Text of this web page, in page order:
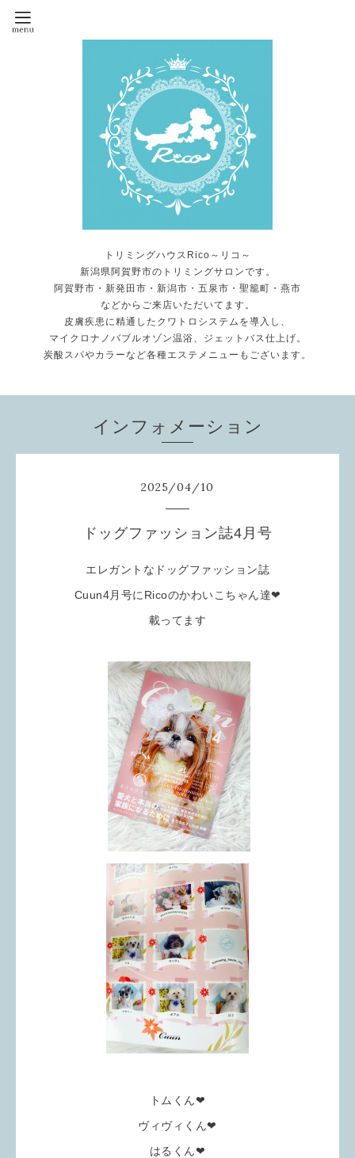
トリミングハウスRico～リコ～
新潟県阿賀野市のトリミングサロンです。
阿賀野市・新発田市・新潟市・五泉市・聖籠町・燕市
などからご来店いただいてます。
皮膚疾患に精通したクワトロシステムを導入し、
マイクロナノバブルオゾン温浴、ジェットバス仕上げ。
炭酸スパやカラーなど各種エステメニューもございます。
インフォメーション
2025/04/10
ドッグファッション誌4月号
エレガントなドッグファッション誌
Cuun4月号にRicoのかわいこちゃん達❤
載ってます
トムくん❤
ヴィヴィくん❤
はるくん❤